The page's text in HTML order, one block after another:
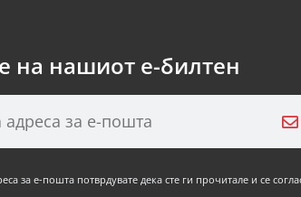
на нашиот е-билтен
за е-пошта потврдувате дека сте ги прочитале и се